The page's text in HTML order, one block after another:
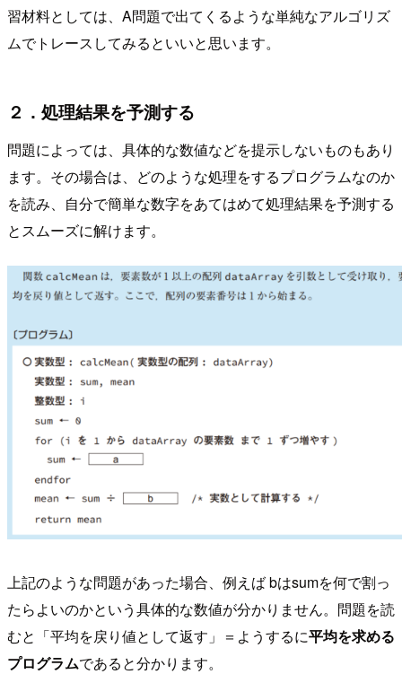
習材料としては、A問題で出てくるような単純なアルゴリズ
ムでトレースしてみるといいと思います。
２．処理結果を予測する
問題によっては、具体的な数値などを提示しないものもあり
ます。その場合は、どのような処理をするプログラムなのか
を読み、自分で簡単な数字をあてはめて処理結果を予測する
とスムーズに解けます。
上記のような問題があった場合、例えば bはsumを何で割っ
たらよいのかという具体的な数値が分かりません。問題を読
むと「平均を戻り値として返す」＝ようするに平均を求める
プログラムであると分かります。